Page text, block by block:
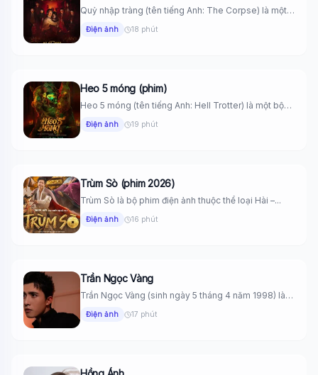
Quỷ nhập tràng (tên tiếng Anh: The Corpse) là một
Điện ảnh 18 phút
Heo 5 móng (phim)
Heo 5 móng (tên tiếng Anh: Hell Trotter) là một bộ
Điện ảnh 19 phút
Trùm Sò (phim 2026)
Trùm Sò là bộ phim điện ảnh thuộc thể loại Hài –...
Điện ảnh 16 phút
Trần Ngọc Vàng
Trần Ngọc Vàng (sinh ngày 5 tháng 4 năm 1998) là
Điện ảnh 17 phút